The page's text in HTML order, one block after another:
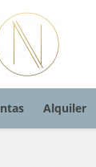
Alquiler